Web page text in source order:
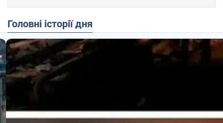
Головні історії дня